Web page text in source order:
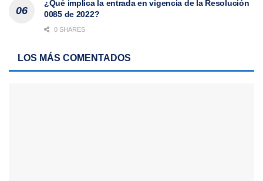
¿Qué implica la entrada en vigencia de la Resolución
0085 de 2022?
0 SHARES
LOS MÁS COMENTADOS